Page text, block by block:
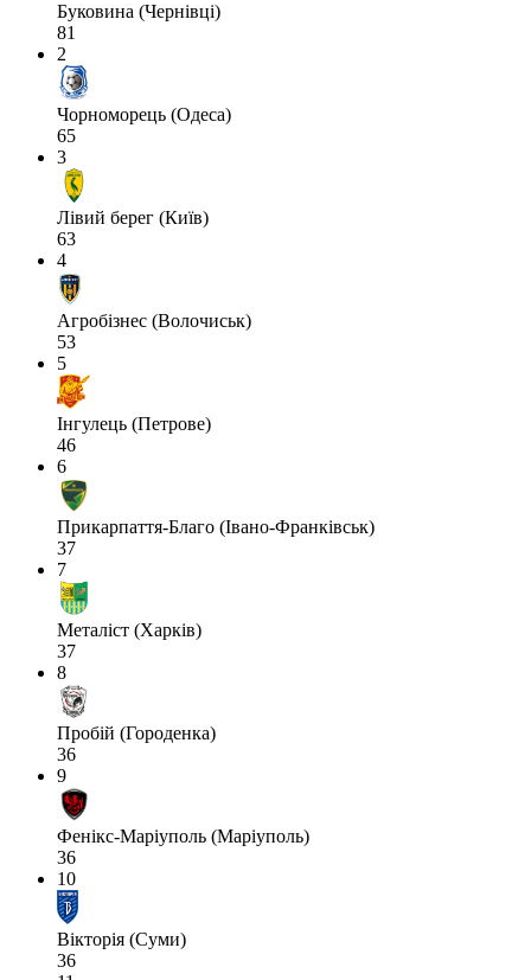
Буковина (Чернівці)
81
2
Чорноморець (Одеса)
65
3
Лівий берег (Київ)
63
4
Агробізнес (Волочиськ)
53
5
Інгулець (Петрове)
46
6
Прикарпаття-Благо (Івано-Франківськ)
37
7
Металіст (Харків)
37
8
Пробій (Городенка)
36
9
Фенікс-Маріуполь (Маріуполь)
36
10
Вікторія (Суми)
36